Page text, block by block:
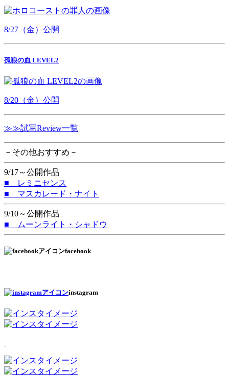
8/27（金）公開
孤狼の血 LEVEL2
8/20（金）公開
≫≫試写Review一覧
－その他おすすめ－
9/17～公開作品
■ レミニセンス
■ マスカレード・ナイト
9/10～公開作品
■ ムーンライト・シャドウ
facebook
instagram